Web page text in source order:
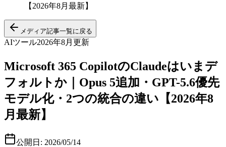
【2026年8月最新】
メディア記事一覧に戻る
AIツール2026年8月更新
Microsoft 365 CopilotのClaudeはいまデ
フォルトか｜Opus 5追加・GPT-5.6優先
モデル化・2つの統合の違い【2026年8
月最新】
公開日: 2026/05/14